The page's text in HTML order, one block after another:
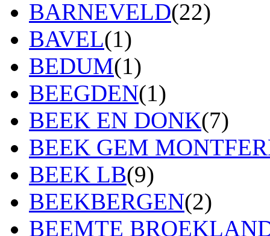
BARNEVELD(22)
BAVEL(1)
BEDUM(1)
BEEGDEN(1)
BEEK EN DONK(7)
BEEK GEM
BEEK LB(9)
BEEKBERGEN(2)
BEEMTE